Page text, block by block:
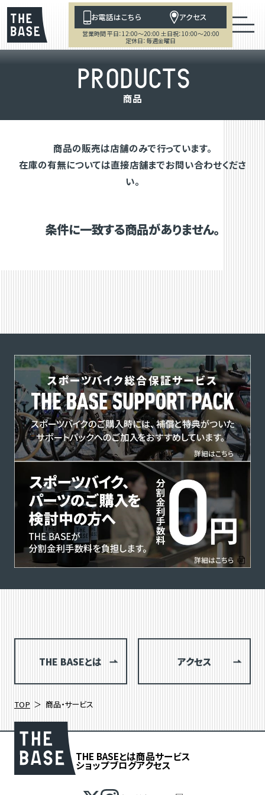
お電話はこちら アクセス
営業時間 平日：12:00～20:00 土日祝：10:00～20:00
定休日：毎週金曜日
PRODUCTS
商品
商品の販売は店舗のみで行っています。
在庫の有無については直接店舗までお問い合わせくださ
い。
条件に一致する商品がありません。
THE BASEとは アクセス
TOP 商品・サービス
THE BASEとは商品サービス
ショップブログアクセス